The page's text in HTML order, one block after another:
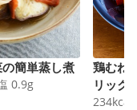
簡単蒸し煮
0.9g
鶏むね
リック
234kcal